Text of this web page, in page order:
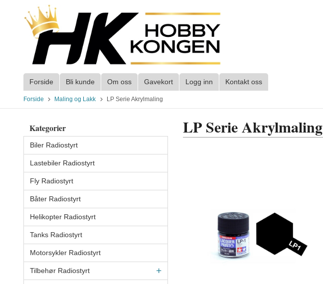
innholdet
Forside Bli kunde Om oss Gavekort Logg inn Kontakt oss
Forside Maling og Lakk LP Serie Akrylmaling
Kategorier
Biler Radiostyrt
Lastebiler Radiostyrt
Fly Radiostyrt
Båter Radiostyrt
Helikopter Radiostyrt
Tanks Radiostyrt
Motorsykler Radiostyrt
Tilbehør Radiostyrt
LP Serie Akrylmaling